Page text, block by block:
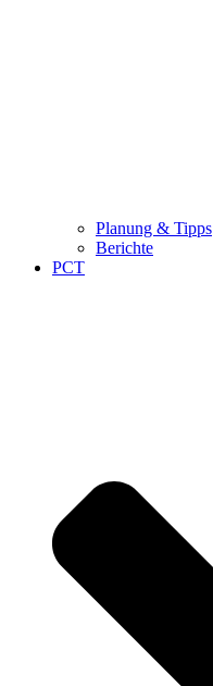
Planung & Tipps
Berichte
PCT